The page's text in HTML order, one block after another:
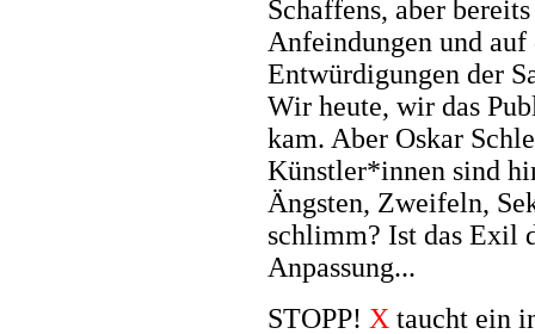
Schaffens, aber
Anfeindungen und
Entwürdigungen der
Wir heute, wir das
kam. Aber Oskar
Künstler*innen sind
Ängsten, Zweifeln,
schlimm? Ist das Exil
Anpassung...
STOPP! X taucht ein